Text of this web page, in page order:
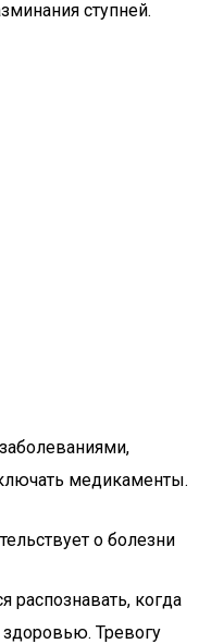
ступней.
медикаменты.
о болезни
когда
Тревогу